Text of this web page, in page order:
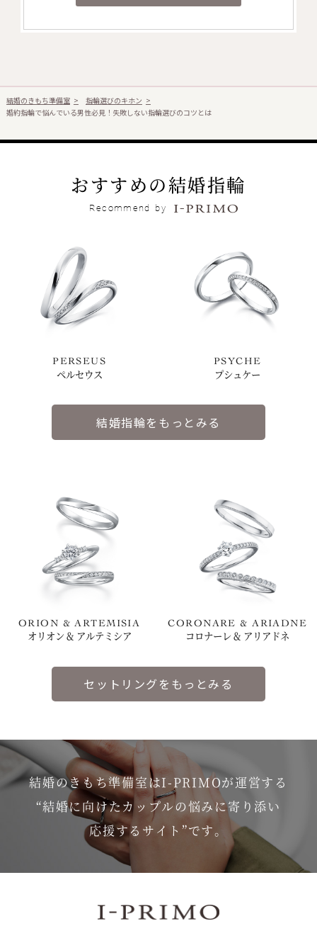
結婚のきもち準備室
指輪選びのキホン
婚約指輪で悩んでいる男性必見！失敗しない指輪選びのコツとは
おすすめの結婚指輪
Recommend by
PERSEUS
ペルセウス
PSYCHE
プシュケー
結婚指輪をもっとみる
ORION & ARTEMISIA
オリオン & アルテミシア
CORONARE & ARIADNE
コロナーレ & アリアドネ
セットリングをもっとみる
結婚のきもち準備室はI-PRIMOが運営する
“結婚に向けたカップルの悩みに寄り添い
応援するサイト”です。